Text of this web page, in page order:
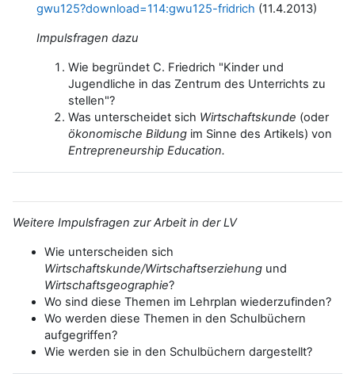
gwu125?download=114:gwu125-fridrich (11.4.2013)
Impulsfragen dazu
Wie begründet C. Friedrich "Kinder und
Jugendliche in das Zentrum des Unterrichts zu
stellen"?
Was unterscheidet sich Wirtschaftskunde (oder
ökonomische Bildung im Sinne des Artikels) von
Entrepreneurship Education.
Weitere Impulsfragen zur Arbeit in der LV
Wie unterscheiden sich
Wirtschaftskunde/Wirtschaftserziehung und
Wirtschaftsgeographie?
Wo sind diese Themen im Lehrplan wiederzufinden?
Wo werden diese Themen in den Schulbüchern
aufgegriffen?
Wie werden sie in den Schulbüchern dargestellt?